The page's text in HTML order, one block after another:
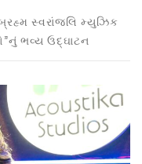
સ્વરાંજલિ મ્યુઝિક
ભવ્ય ઉદ્ઘાટન